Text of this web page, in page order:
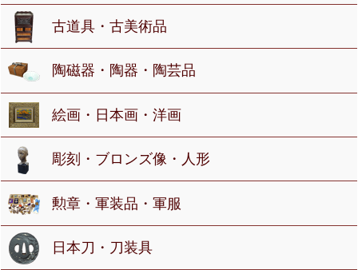
古道具・古美術品
陶磁器・陶器・陶芸品
絵画・日本画・洋画
彫刻・ブロンズ像・人形
勲章・軍装品・軍服
日本刀・刀装具